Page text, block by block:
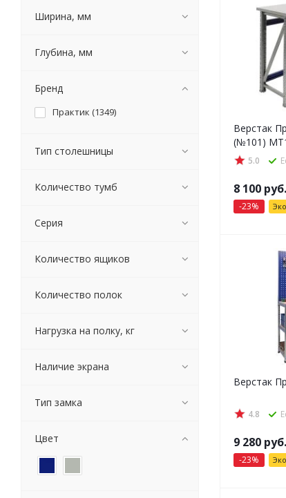
Верстак
(№101)
5.0
8 100 руб.
-23%
Верстак
4.8
9 280 руб.
-23%
Ширина, мм
Глубина, мм
Бренд
Практик (1349)
Тип столешницы
Количество тумб
Серия
Количество ящиков
Количество полок
Нагрузка на полку, кг
Наличие экрана
Тип замка
Цвет